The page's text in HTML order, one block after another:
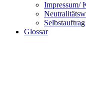
Impressum/
Selbstauftrag
Glossar